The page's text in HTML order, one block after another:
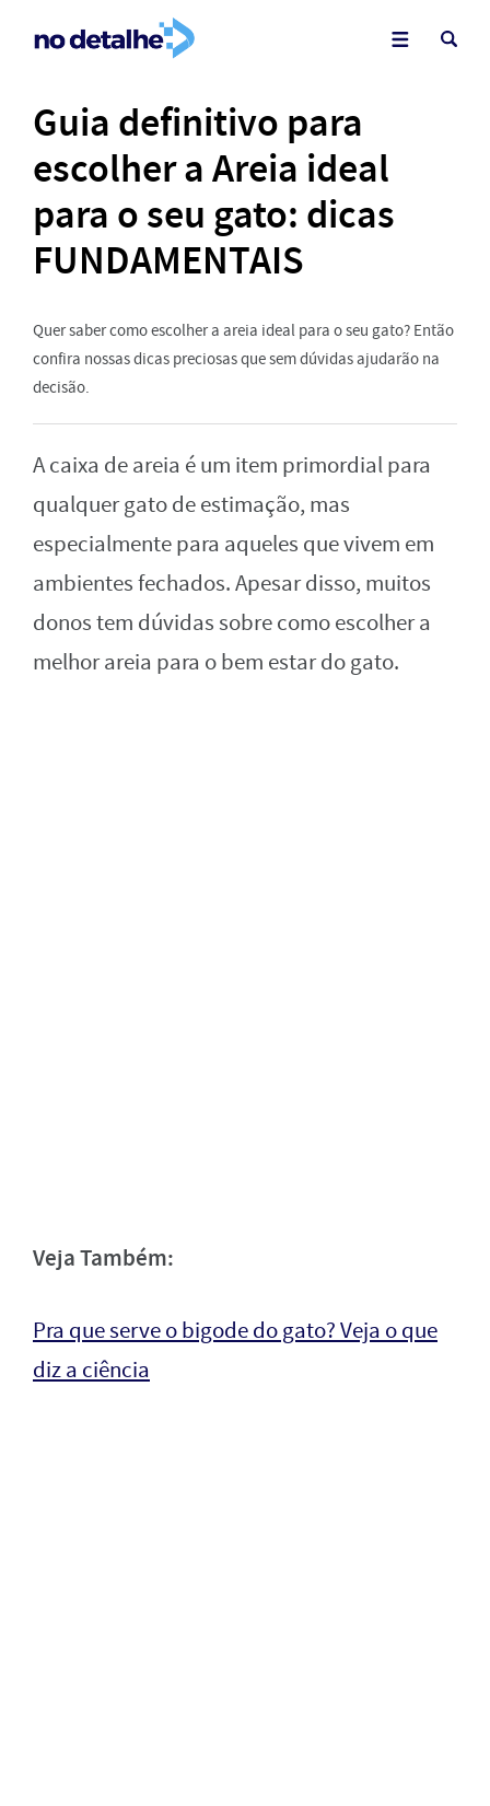
Guia definitivo para
escolher a Areia ideal
para o seu gato: dicas
FUNDAMENTAIS
Quer saber como escolher a areia ideal para o seu gato? Então
confira nossas dicas preciosas que sem dúvidas ajudarão na
decisão.
A caixa de areia é um item primordial para
qualquer gato de estimação, mas
especialmente para aqueles que vivem em
ambientes fechados. Apesar disso, muitos
donos tem dúvidas sobre como escolher a
melhor areia para o bem estar do gato.
Veja Também:
Pra que serve o bigode do gato? Veja o que
diz a ciência